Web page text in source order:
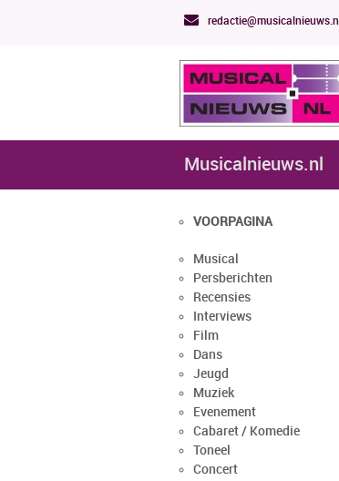
redactie@musicalnieuws.nl
Musicalnieuws.nl
VOORPAGINA
Musical
Persberichten
Recensies
Interviews
Film
Dans
Jeugd
Muziek
Evenement
Cabaret / Komedie
Toneel
Concert